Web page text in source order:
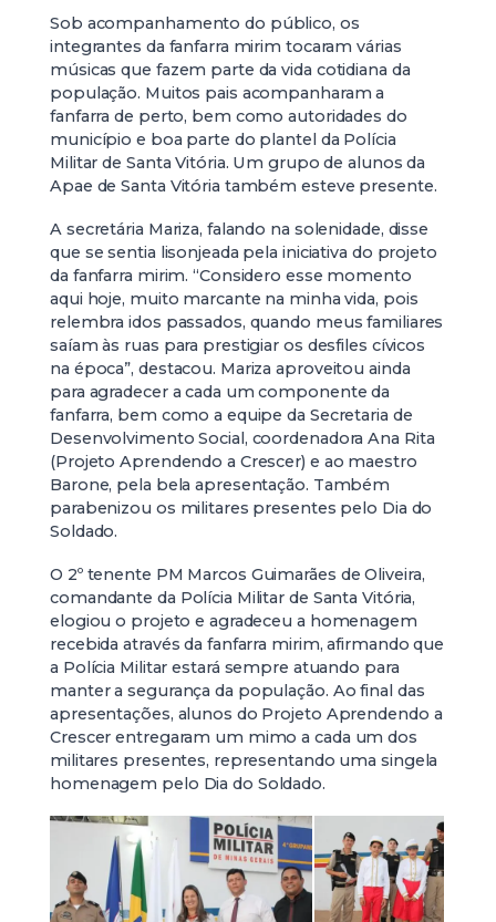
Sob acompanhamento do público, os
integrantes da fanfarra mirim tocaram várias
músicas que fazem parte da vida cotidiana da
população. Muitos pais acompanharam a
fanfarra de perto, bem como autoridades do
município e boa parte do plantel da Polícia
Militar de Santa Vitória. Um grupo de alunos da
Apae de Santa Vitória também esteve presente.
A secretária Mariza, falando na solenidade, disse
que se sentia lisonjeada pela iniciativa do projeto
da fanfarra mirim. “Considero esse momento
aqui hoje, muito marcante na minha vida, pois
relembra idos passados, quando meus familiares
saíam às ruas para prestigiar os desfiles cívicos
na época”, destacou. Mariza aproveitou ainda
para agradecer a cada um componente da
fanfarra, bem como a equipe da Secretaria de
Desenvolvimento Social, coordenadora Ana Rita
(Projeto Aprendendo a Crescer) e ao maestro
Barone, pela bela apresentação. Também
parabenizou os militares presentes pelo Dia do
Soldado.
O 2º tenente PM Marcos Guimarães de Oliveira,
comandante da Polícia Militar de Santa Vitória,
elogiou o projeto e agradeceu a homenagem
recebida através da fanfarra mirim, afirmando que
a Polícia Militar estará sempre atuando para
manter a segurança da população. Ao final das
apresentações, alunos do Projeto Aprendendo a
Crescer entregaram um mimo a cada um dos
militares presentes, representando uma singela
homenagem pelo Dia do Soldado.